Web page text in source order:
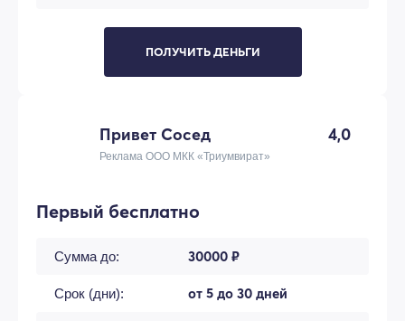
ПОЛУЧИТЬ ДЕНЬГИ
Привет Сосед 4,0
Реклама ООО МКК «Триумвират»
Первый бесплатно
Сумма до: 30000 ₽
Срок (дни): от 5 до 30 дней